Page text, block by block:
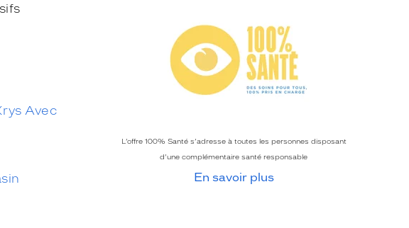
Avec
L’offre 100% Santé s’adresse à toutes les personnes disposant
d’une complémentaire santé responsable
En savoir plus